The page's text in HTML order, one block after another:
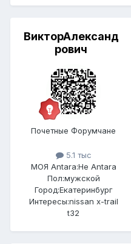
ВикторАлександ
рович
Почетные Форумчане
5.1 тыс
МОЯ Antara:Не Antara
Пол:мужской
Город:Екатеринбург
Интересы:nissan x-trail
t32